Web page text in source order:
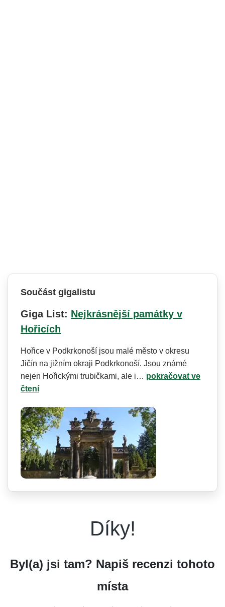
Součást gigalistu
Giga List: Nejkrásnější památky v
Hořicích
Hořice v Podkrkonoší jsou malé město v okresu
Jičín na jižním okraji Podkrkonoší. Jsou známé
nejen Hořickými trubičkami, ale i… pokračovat ve
čtení
Díky!
Byl(a) jsi tam? Napiš recenzi tohoto
místa